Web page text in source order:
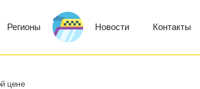
Регионы Новости Контакты
цене